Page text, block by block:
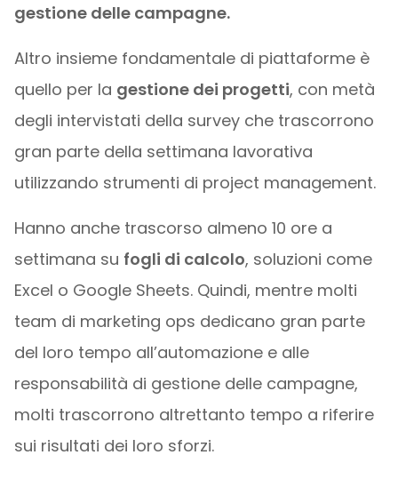
gestione delle campagne.
Altro insieme fondamentale di piattaforme è
quello per la gestione dei progetti, con metà
degli intervistati della survey che trascorrono
gran parte della settimana lavorativa
utilizzando strumenti di project management.
Hanno anche trascorso almeno 10 ore a
settimana su fogli di calcolo, soluzioni come
Excel o Google Sheets. Quindi, mentre molti
team di marketing ops dedicano gran parte
del loro tempo all’automazione e alle
responsabilità di gestione delle campagne,
molti trascorrono altrettanto tempo a riferire
sui risultati dei loro sforzi.